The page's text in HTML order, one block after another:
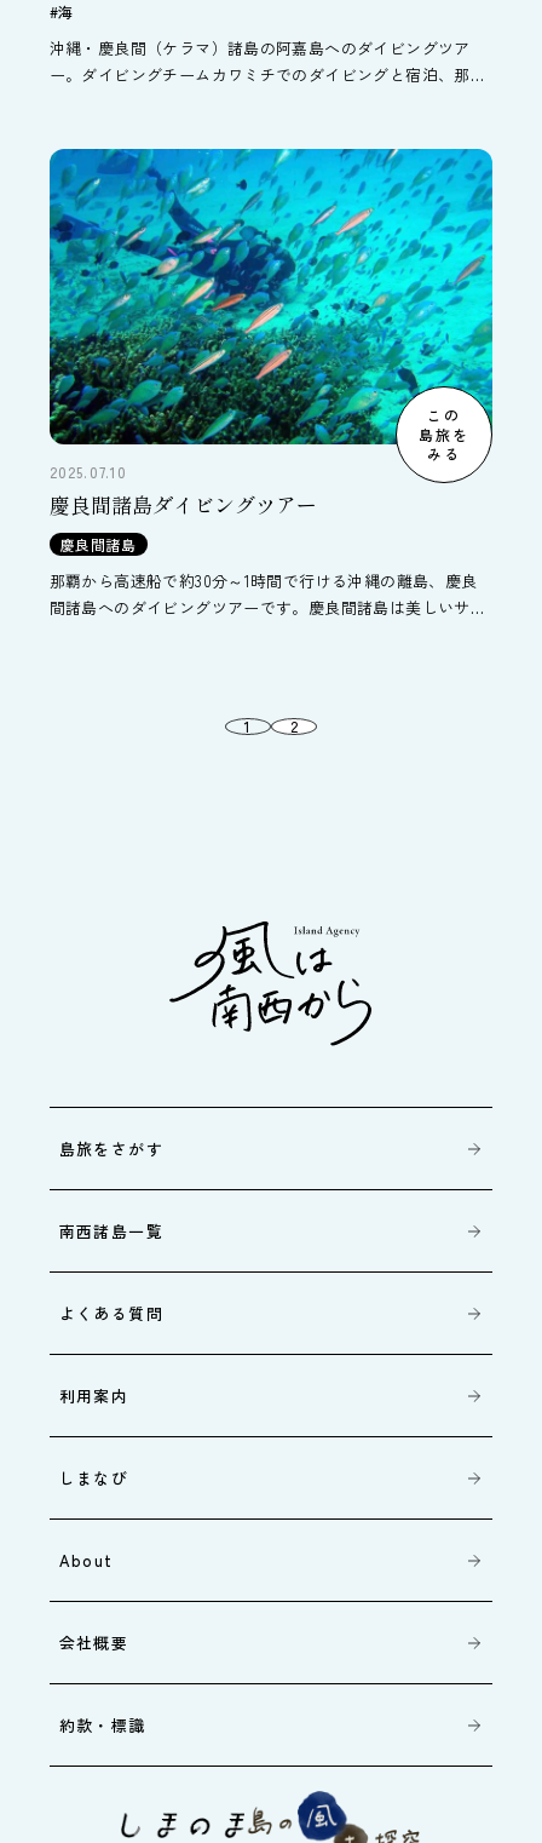
#海
沖縄・慶良間（ケラマ）諸島の阿嘉島へのダイビングツア
ー。ダイビングチームカワミチでのダイビングと宿泊、那覇
この
島旅を
みる
2025.07.10
慶良間諸島ダイビングツアー
慶良間諸島
那覇から高速船で約30分～1時間で行ける沖縄の離島、慶良
間諸島へのダイビングツアーです。慶良間諸島は美しいサン
1 2
島旅をさがす
南西諸島一覧
よくある質問
利用案内
しまなび
About
会社概要
約款・標識